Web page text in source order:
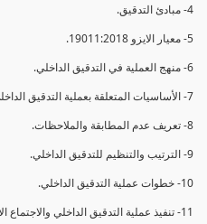
4- مبادئ التدقيق.
5- معيار الايزو 19011:2018.
6- منهج العملية في التدقيق الداخلي.
7- الأساسيات المتعلقة بعملية التدقيق الداخلي.
8- تعريف عدم المطابقة والملاحظات.
9- الترتيب والتنظيم للتدقيق الداخلي.
10- خطوات عملية التدقيق الداخلي.
11- تنفيذ عملية التدقيق الداخلي والاجتماع الافتتاحي.